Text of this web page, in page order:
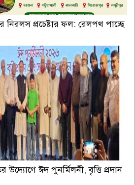
নিরলস প্রচেষ্টার ফল: রেলপথ পাচ্ছে
উদ্যোগে ঈদ পুনর্মিলনী, বৃত্তি প্রদান